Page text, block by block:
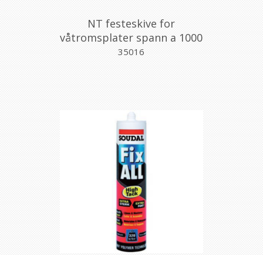
NT festeskive for
våtromsplater spann a 1000
stk.
35016